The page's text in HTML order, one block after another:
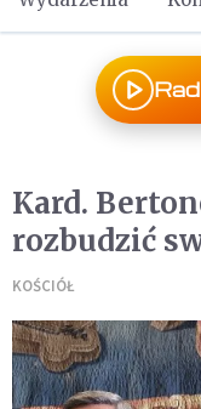
Kard.
rozbudzić
KOŚCIÓŁ